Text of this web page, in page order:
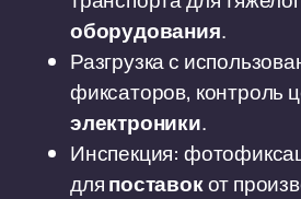
оборудования.
Разгрузка с
фиксаторов, контроль
электроники.
Инспекция:
дляпоставокот